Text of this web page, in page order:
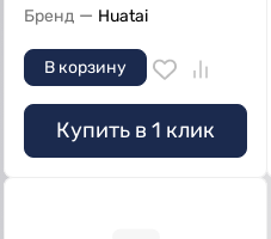
Бренд — Huatai
В корзину
Купить в 1 клик